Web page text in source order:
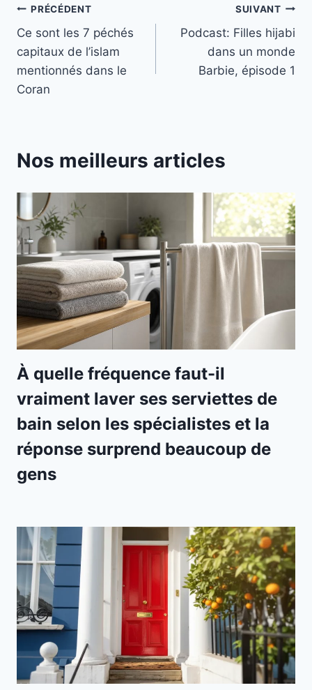
Navigation
de
l’article
PRÉCÉDENT
Ce sont les 7 péchés
capitaux de l’islam
mentionnés dans le
Coran
SUIVANT
Podcast: Filles hijabi
dans un monde
Barbie, épisode 1
Nos meilleurs articles
À quelle fréquence faut-il
vraiment laver ses serviettes de
bain selon les spécialistes et la
réponse surprend beaucoup de
gens